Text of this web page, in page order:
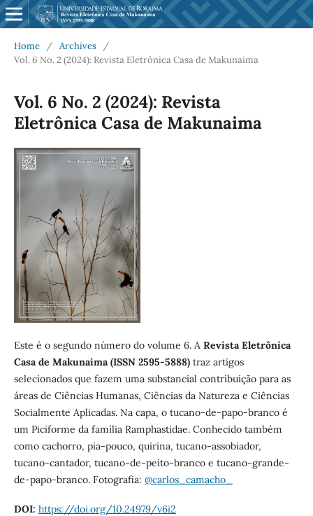
Home / Archives
/
Vol. 6 No. 2 (2024): Revista Eletrônica Casa de Makunaima
Vol. 6 No. 2 (2024): Revista
Eletrônica Casa de Makunaima
Este é o segundo número do volume 6. A Revista Eletrônica
Casa de Makunaima (ISSN 2595-5888)traz artigos
selecionados que fazem uma substancial contribuição para as
áreas de Ciências Humanas, Ciências da Natureza e Ciências
Socialmente Aplicadas. Na capa, o tucano-de-papo-branco é
um Piciforme da família Ramphastidae. Conhecido também
como cachorro, pia-pouco, quirina, tucano-assobiador,
tucano-cantador, tucano-de-peito-branco e tucano-grande-
de-papo-branco. Fotografia: @carlos_camacho_
DOI: https://doi.org/10.24979/v6i2